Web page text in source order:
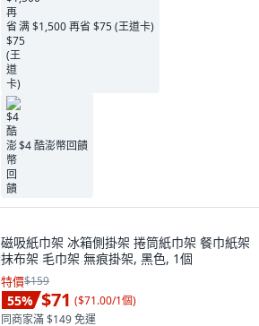
满 $1,500 再省 $75 (王道卡)
$4 酷澎幣回饋
磁吸紙巾架 冰箱側掛架 捲筒紙巾架 餐巾紙架
抹布架 毛巾架 無痕掛架, 黑色, 1個
特價$159
55% $71 ($71.00/1個)
同商家滿 $149 免運